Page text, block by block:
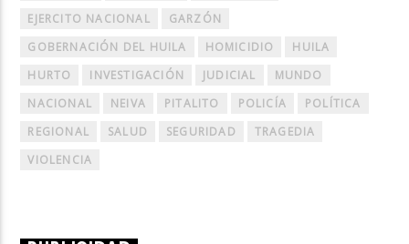
EJERCITO NACIONAL
GARZÓN
GOBERNACIÓN DEL HUILA
HOMICIDIO
HUILA
HURTO
INVESTIGACIÓN JUDICIAL
MUNDO
NACIONAL
NEIVA PITALITO POLICÍA
POLÍTICA
REGIONAL
SALUD SEGURIDAD
TRAGEDIA
VIOLENCIA